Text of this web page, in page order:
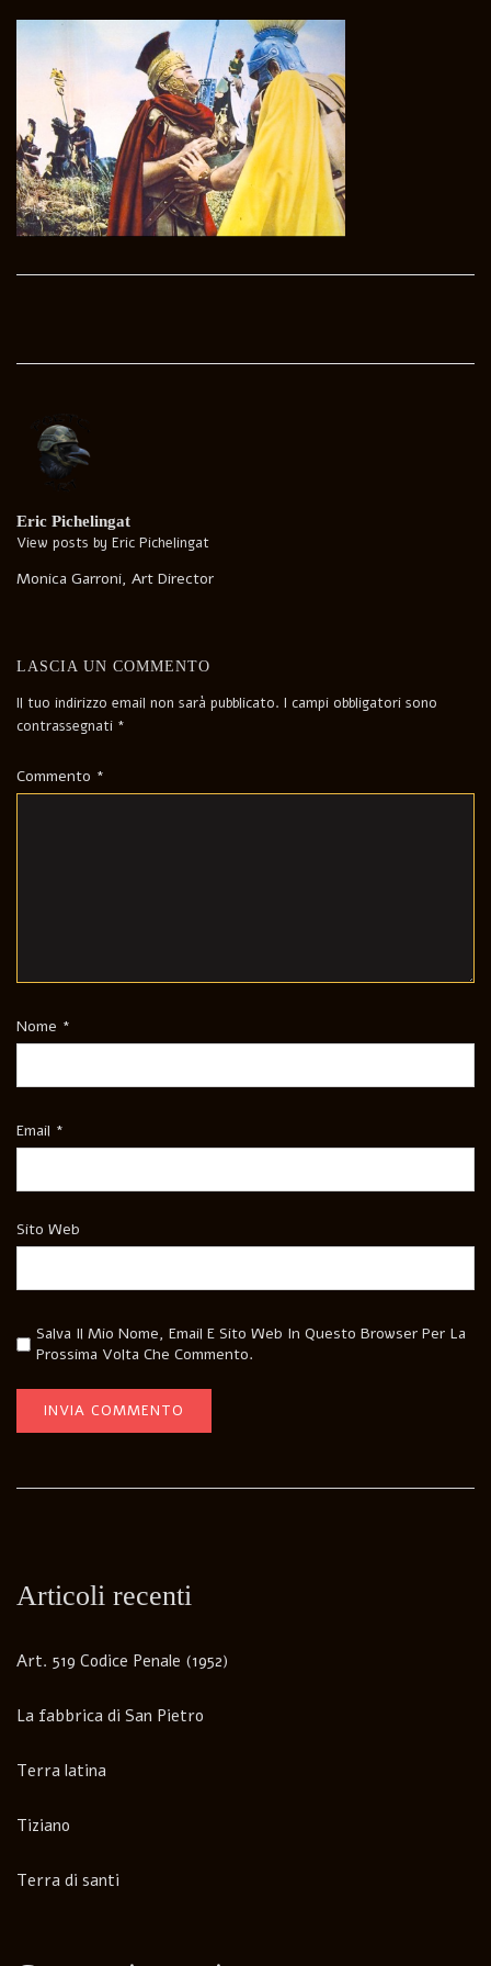
Eric Pichelingat
View posts by Eric Pichelingat
Monica Garroni, Art Director
LASCIA UN COMMENTO
Il tuo indirizzo email non sarà pubblicato. I campi obbligatori sono
contrassegnati *
Commento *
Nome *
Email *
Sito Web
Salva Il Mio Nome, Email E Sito Web In Questo Browser Per La
Prossima Volta Che Commento.
Articoli recenti
Art. 519 Codice Penale (1952)
La fabbrica di San Pietro
Terra latina
Tiziano
Terra di santi